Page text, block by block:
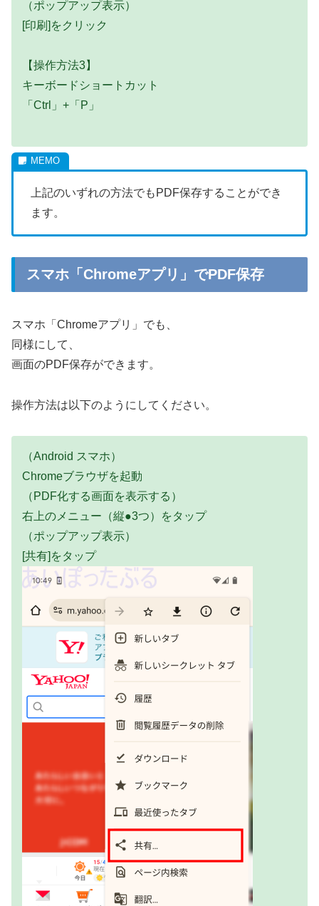
（ポップアップ表示）
[印刷]をクリック
【操作方法3】
キーボードショートカット
「Ctrl」+「P」
上記のいずれの方法でもPDF保存することができ
ます。
スマホ「Chromeアプリ」でPDF保存
スマホ「Chromeアプリ」でも、
同様にして、
画面のPDF保存ができます。
操作方法は以下のようにしてください。
（Android スマホ）
Chromeブラウザを起動
（PDF化する画面を表示する）
右上のメニュー（縦●3つ）をタップ
（ポップアップ表示）
[共有]をタップ